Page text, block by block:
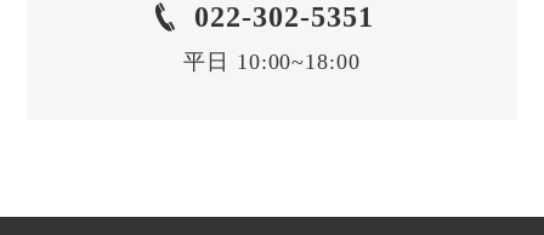
022-302-5351
平日 10:00~18:00